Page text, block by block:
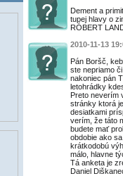
Dement a
tupej hlavy o
RÓBERT
2010-11-13
Pán Boršč,
ste nepriamo
nakoniec pán
letohrádky
Preto neverím
stránky ktorá
desiatkami
verím, že táto
budete mať
obdobie ako
krátkodobú
málo, hlavne
Tá anketa je
Daniel